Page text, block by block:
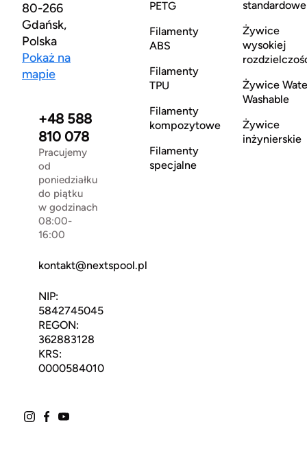
80-266
Gdańsk,
Polska
Pokaż na
mapie
+48 588
810 078
Pracujemy
od
poniedziałku
do piątku
w godzinach
08:00-
16:00
kontakt@nextspool.pl
NIP:
5842745045
REGON:
362883128
KRS:
0000584010
PETG
Filamenty
ABS
Filamenty
TPU
Filamenty
kompozytowe
Filamenty
specjalne
standardowe
Żywice
wysokiej
Żywice
Washable
Żywice
inżynierskie